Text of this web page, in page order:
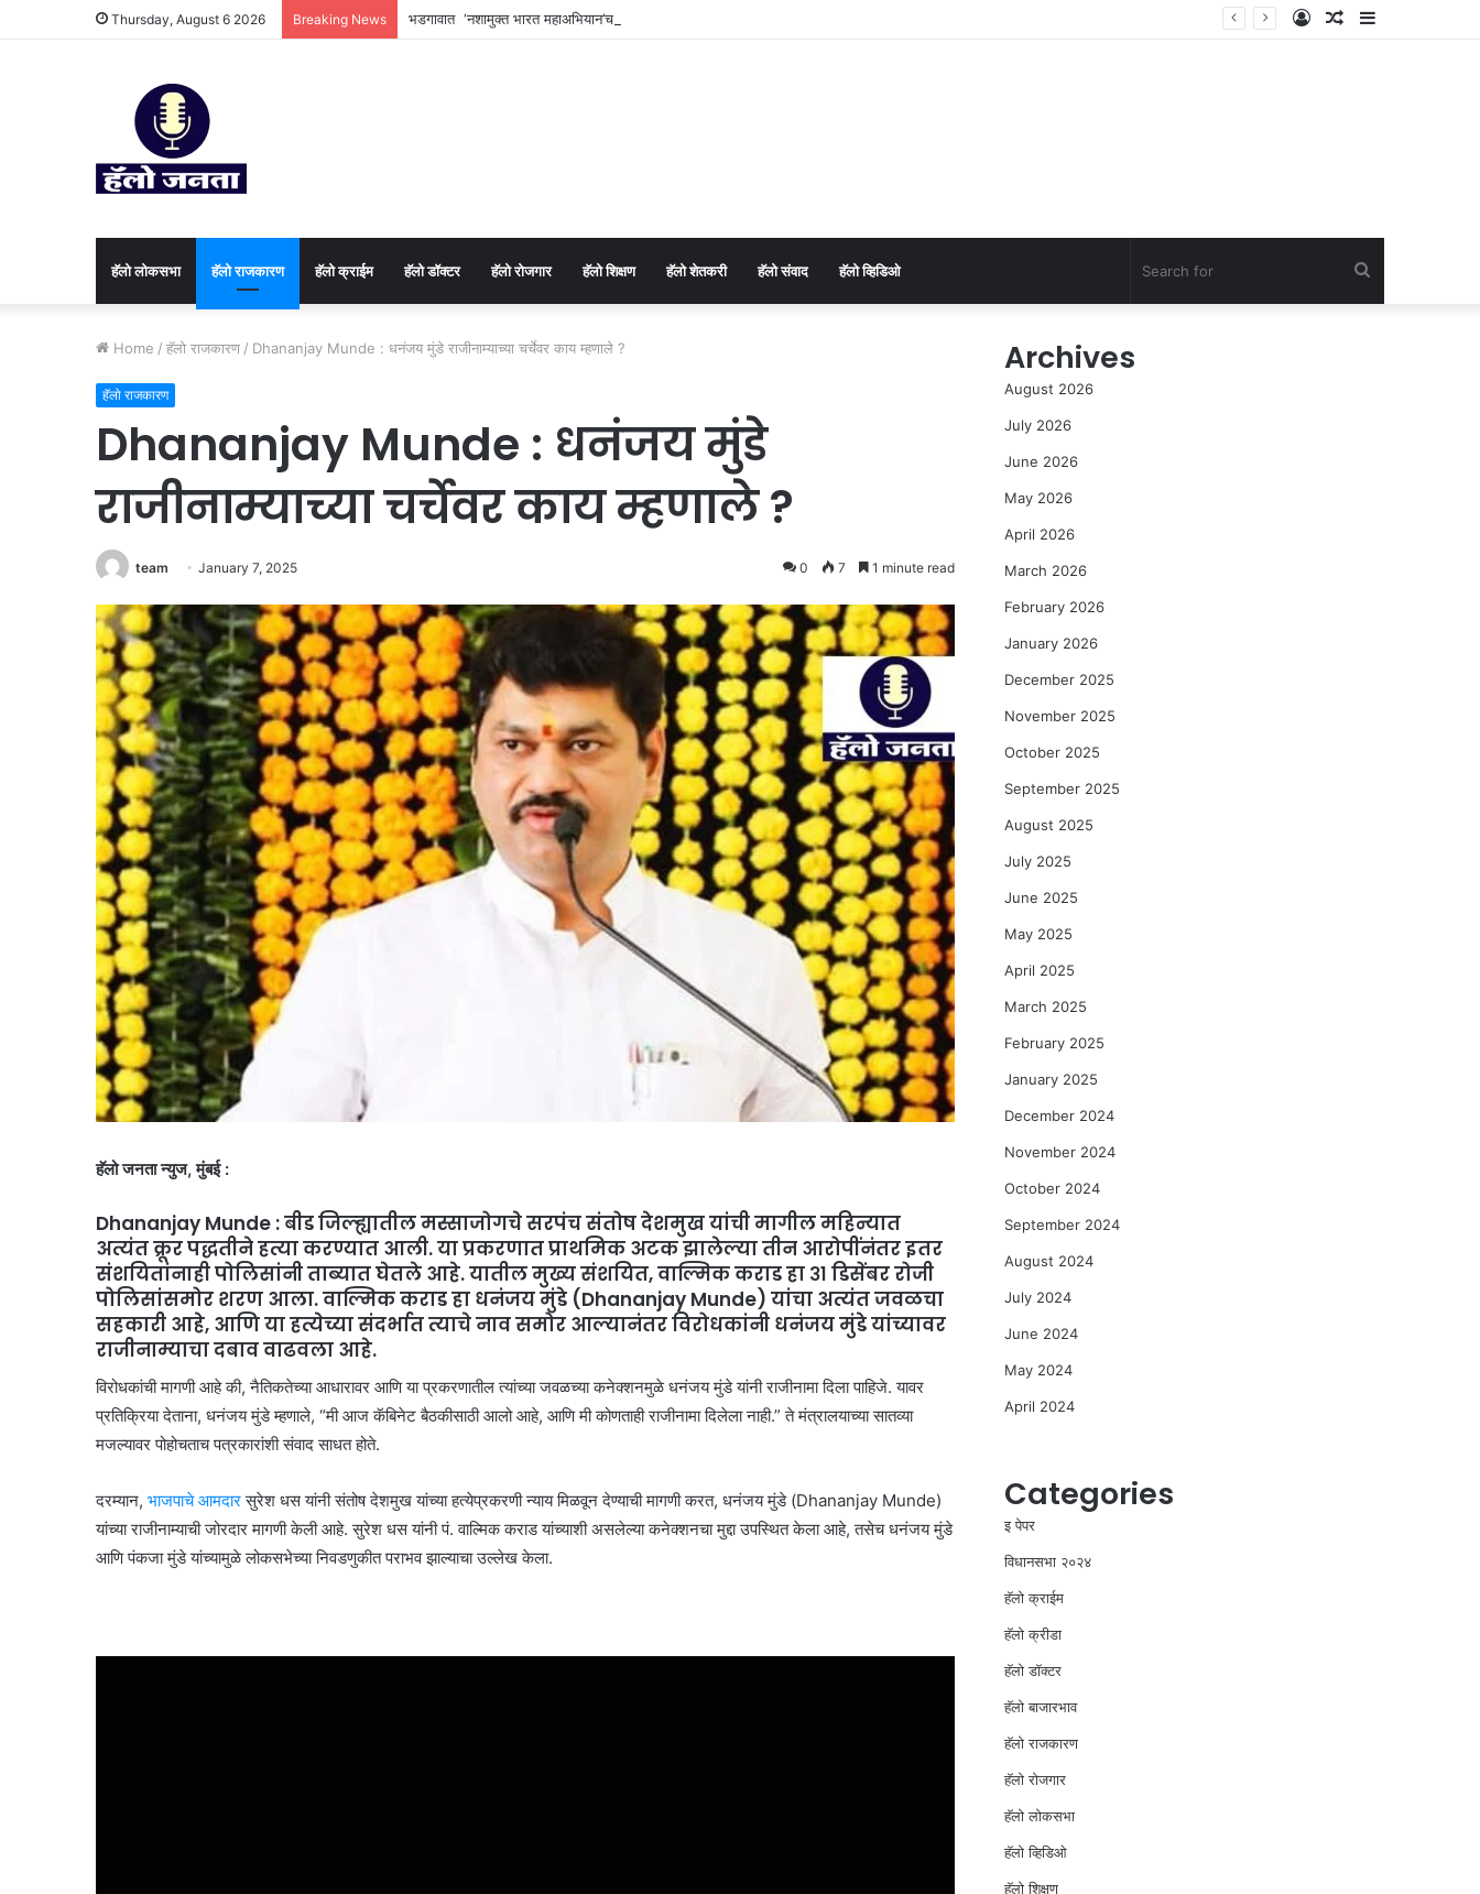
Thursday, August 6 2026 Breaking News भडगावात ‘नशामुक्त भारत महाअभियान’चा उत्साहात शुभारंभ ; व्यसनमुक्त समाज घडविण्याचा सामूहिक संकल्प. Sidebar
Random
Log
हॅलो लोकसभा हॅलो राजकारण ⁠हॅलो क्राईम हॅलो डॉक्टर ⁠हॅलो रोजगार हॅलो शिक्षण ⁠हॅलो शेतकरी ⁠हॅलो संवाद ⁠हॅलो व्हिडिओ
Home / हॅलो राजकारण / Dhananjay Munde : धनंजय मुंडे राजीनाम्याच्या चर्चेवर काय म्हणाले ?
हॅलो राजकारण
Dhananjay Munde : धनंजय मुंडे
राजीनाम्याच्या चर्चेवर काय म्हणाले ?
team January 7, 2025 0 7 1 minute read
हॅलो जनता न्युज, मुंबई :
Dhananjay Munde : बीड जिल्ह्यातील मस्साजोगचे सरपंच संतोष देशमुख यांची मागील महिन्यात
अत्यंत क्रूर पद्धतीने हत्या करण्यात आली. या प्रकरणात प्राथमिक अटक झालेल्या तीन आरोपींनंतर इतर
संशयितांनाही पोलिसांनी ताब्यात घेतले आहे. यातील मुख्य संशयित, वाल्मिक कराड हा ३१ डिसेंबर रोजी
पोलिसांसमोर शरण आला. वाल्मिक कराड हा धनंजय मुंडे (Dhananjay Munde) यांचा अत्यंत जवळचा
सहकारी आहे, आणि या हत्येच्या संदर्भात त्याचे नाव समोर आल्यानंतर विरोधकांनी धनंजय मुंडे यांच्यावर
राजीनाम्याचा दबाव वाढवला आहे.
विरोधकांची मागणी आहे की, नैतिकतेच्या आधारावर आणि या प्रकरणातील त्यांच्या जवळच्या कनेक्शनमुळे धनंजय मुंडे यांनी राजीनामा दिला पाहिजे. यावर
प्रतिक्रिया देताना, धनंजय मुंडे म्हणाले, “मी आज कॅबिनेट बैठकीसाठी आलो आहे, आणि मी कोणताही राजीनामा दिलेला नाही.” ते मंत्रालयाच्या सातव्या
मजल्यावर पोहोचताच पत्रकारांशी संवाद साधत होते.
दरम्यान, भाजपाचे आमदारसुरेश धस यांनी संतोष देशमुख यांच्या हत्येप्रकरणी न्याय मिळवून देण्याची मागणी करत, धनंजय मुंडे (Dhananjay Munde)
यांच्या राजीनाम्याची जोरदार मागणी केली आहे. सुरेश धस यांनी पं. वाल्मिक कराड यांच्याशी असलेल्या कनेक्शनचा मुद्दा उपस्थित केला आहे, तसेच धनंजय मुंडे
आणि पंकजा मुंडे यांच्यामुळे लोकसभेच्या निवडणुकीत पराभव झाल्याचा उल्लेख केला.
Archives
August 2026
July 2026
June 2026
May 2026
April 2026
March 2026
February 2026
January 2026
December 2025
November 2025
October 2025
September 2025
August 2025
July 2025
June 2025
May 2025
April 2025
March 2025
February 2025
January 2025
December 2024
November 2024
October 2024
September 2024
August 2024
July 2024
June 2024
May 2024
April 2024
Categories
इ पेपर
विधानसभा २०२४
⁠हॅलो क्राईम
हॅलो क्रीडा
हॅलो डॉक्टर
हॅलो बाजारभाव
हॅलो राजकारण
⁠हॅलो रोजगार
हॅलो लोकसभा
⁠हॅलो व्हिडिओ
हॅलो शिक्षण